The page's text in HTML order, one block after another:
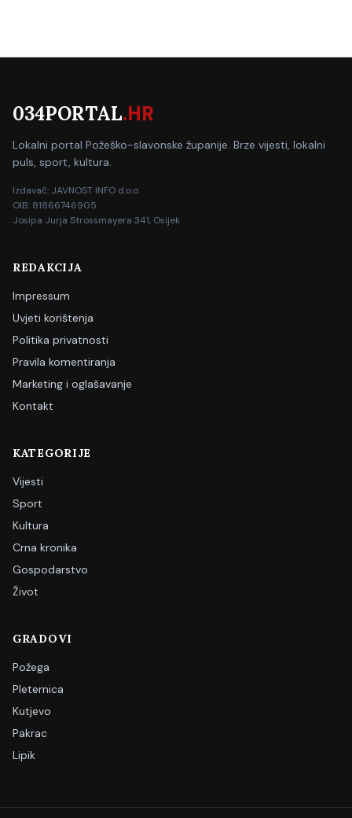
034PORTAL.HR
Lokalni portal Požeško-slavonske županije. Brze vijesti, lokalni
puls, sport, kultura.
Izdavač: JAVNOST INFO d.o.o.
OIB: 81866746905
Josipa Jurja Strossmayera 341, Osijek
REDAKCIJA
Impressum
Uvjeti korištenja
Politika privatnosti
Pravila komentiranja
Marketing i oglašavanje
Kontakt
KATEGORIJE
Vijesti
Sport
Kultura
Crna kronika
Gospodarstvo
Život
GRADOVI
Požega
Pleternica
Kutjevo
Pakrac
Lipik